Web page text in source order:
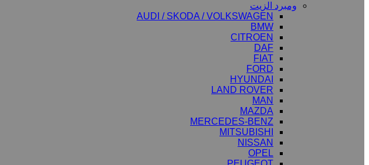
ومبرد الزيت
AUDI / SKODA / VOLKSWAGEN
BMW
CITROEN
DAF
FIAT
FORD
HYUNDAI
LAND ROVER
MAN
MAZDA
MERCEDES-BENZ
MITSUBISHI
NISSAN
OPEL